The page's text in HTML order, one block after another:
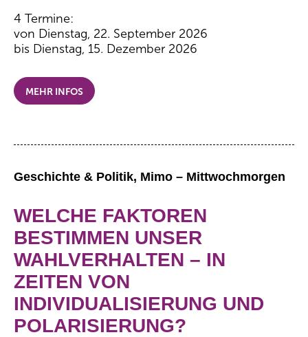
4 Termine:
von Dienstag, 22. September 2026
bis Dienstag, 15. Dezember 2026
MEHR INFOS
Geschichte & Politik, Mimo – Mittwochmorgen
WELCHE FAKTOREN
BESTIMMEN UNSER
WAHLVERHALTEN – IN
ZEITEN VON
INDIVIDUALISIERUNG UND
POLARISIERUNG?